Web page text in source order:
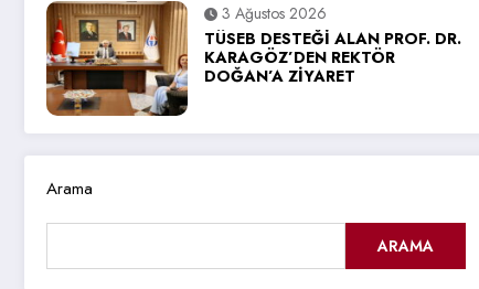
3 Ağustos 2026
TÜSEB DESTEĞİ ALAN PROF. DR.
KARAGÖZ’DEN REKTÖR
DOĞAN’A ZİYARET
Arama
ARAMA